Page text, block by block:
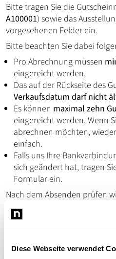
Diese Webseite verwendet
Bitte tragen Sie die
A100001) sowie das
vorgesehenen Felder ein.
Bitte beachten Sie dabei
Pro Abrechnung müssen
eingereicht werden.
Das auf der Rückseite des
Verkaufsdatum darf nicht
Es können maximal zehn
eingereicht werden. Wenn
abrechnen möchten,
einfach.
Falls uns Ihre
sich geändert hat, tragen
Formular ein.
Nach dem Absenden prüfen
veranlassen die Erstattung.